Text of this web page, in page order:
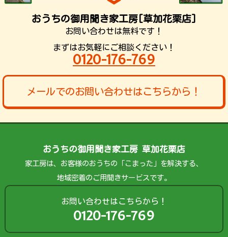
おうちの御用聞き家工房[草加花栗店]
お問い合わせは無料です！
まずはお気軽にご相談ください！
0120-176-769
メールでのお問い合わせはこちらから！
おうちの御用聞き家工房 草加花栗店
家工房は、お客様のおうちの「こまった」を解決する、
地域密着のご用聞きサービスです。
お問い合わせはこちらから！
0120-176-769